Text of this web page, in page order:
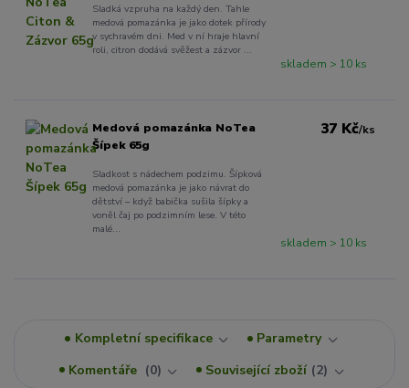
Sladká vzpruha na každý den. Tahle
medová pomazánka je jako dotek přírody
v sychravém dni. Med v ní hraje hlavní
roli, citron dodává svěžest a zázvor ...
skladem > 10 ks
Medová pomazánka NoTea
Šípek 65g
Sladkost s nádechem podzimu. Šípková
medová pomazánka je jako návrat do
dětství – když babička sušila šípky a
voněl čaj po podzimním lese. V této
malé...
37 Kč/ks
skladem > 10 ks
Kompletní specifikace
Parametry
Komentáře
0 Související zboží 2